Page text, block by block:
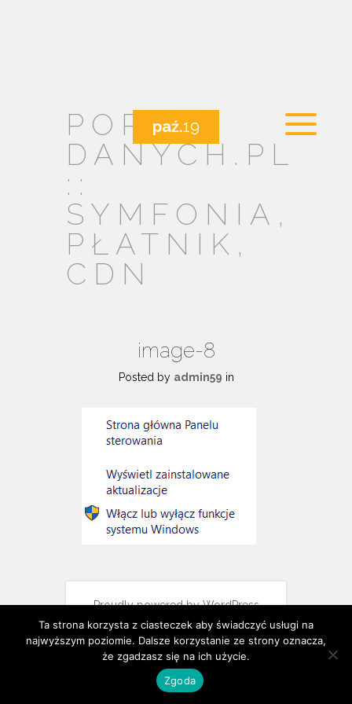
PORTAL
DANYCH.PL
::
SYMFONIA,
PŁATNIK,
CDN
image-8
Posted by admin59 in
paź.19
Proudly powered by WordPress
Theme: Serene byElegant Themes.
Ta strona korzysta z ciasteczek aby świadczyć usługi na
najwyższym poziomie. Dalsze korzystanie ze strony oznacza,
że zgadzasz się na ich użycie.
Zgoda